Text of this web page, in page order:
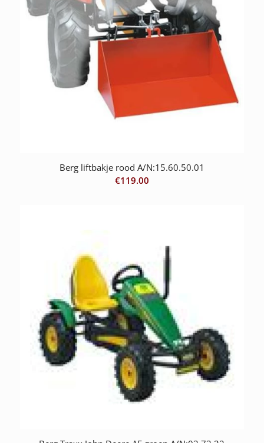
Berg liftbakje rood A/N:15.60.50.01
€119.00